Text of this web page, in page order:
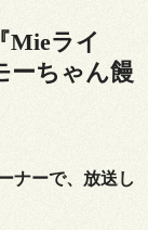
Mieライ
ーちゃん饅
ナーで、放送し